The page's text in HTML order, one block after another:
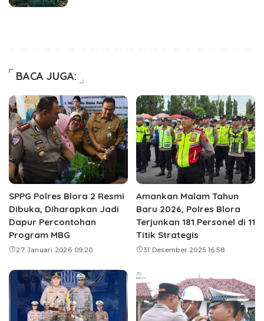
BACA JUGA:
SPPG Polres Blora 2 Resmi
Dibuka, Diharapkan Jadi
Dapur Percontohan
Program MBG
27 Januari 2026 09:20
Amankan Malam Tahun
Baru 2026, Polres Blora
Terjunkan 181 Personel di 11
Titik Strategis
31 Desember 2025 16:58